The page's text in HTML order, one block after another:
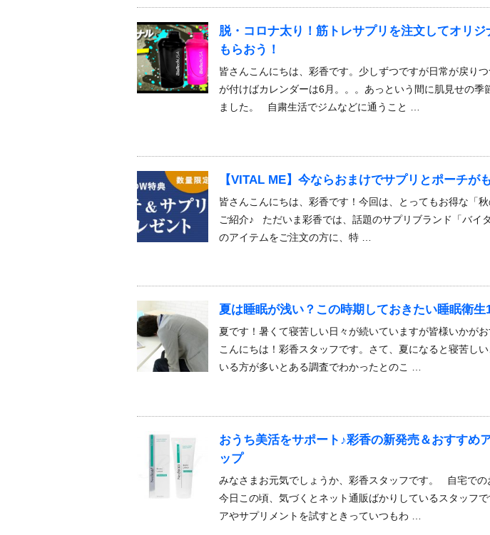
脱・コロナ太り！筋トレサプリを注文してオリジ
もらおう！
皆さんこんにちは、彩香です。少しずつですが日常が戻り
が付けばカレンダーは6月。。。あっという間に肌見せの季
ました。 自粛生活でジムなどに通うこと …
【VITAL ME】今ならおまけでサプリとポーチが
皆さんこんにちは、彩香です！今回は、とってもお得な「
ご紹介♪ ただいま彩香では、話題のサプリブランド「バイ
のアイテムをご注文の方に、特 …
夏は睡眠が浅い？この時期しておきたい睡眠衛生
夏です！暑くて寝苦しい日々が続いていますが皆様いかが
こんにちは！彩香スタッフです。さて、夏になると寝苦し
いる方が多いとある調査でわかったとのこ …
おうち美活をサポート♪彩香の新発売＆おすすめ
ップ
みなさまお元気でしょうか、彩香スタッフです。 自宅での
今日この頃、気づくとネット通販ばかりしているスタッフ
アやサプリメントを試すときっていつもわ …